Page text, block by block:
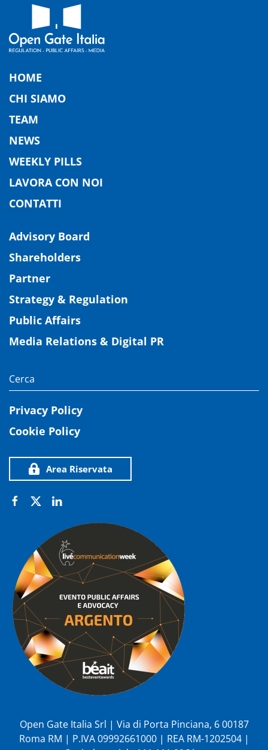
HOME
CHI SIAMO
TEAM
NEWS
WEEKLY PILLS
LAVORA CON NOI
CONTATTI
Advisory Board
Shareholders
Partner
Strategy & Regulation
Public Affairs
Media Relations & Digital PR
Privacy Policy
Cookie Policy
Area Riservata
Open Gate Italia Srl | Via di Porta Pinciana, 6 00187
Roma RM | P.IVA 09992661000 | REA RM-1202504 |